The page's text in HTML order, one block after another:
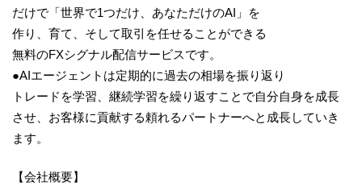
だけで「世界で1つだけ、あなただけのAI」を
作り、育て、そして取引を任せることができる
無料のFXシグナル配信サービスです。
●AIエージェントは定期的に過去の相場を振り返り
トレードを学習、継続学習を繰り返すことで自分自身を成長
させ、お客様に貢献する頼れるパートナーへと成長していき
ます。
【会社概要】